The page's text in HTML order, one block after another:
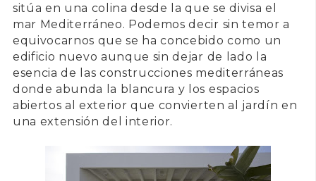
sitúa en una colina desde la que se divisa el
mar Mediterráneo. Podemos decir sin temor a
equivocarnos que se ha concebido como un
edificio nuevo aunque sin dejar de lado la
esencia de las construcciones mediterráneas
donde abunda la blancura y los espacios
abiertos al exterior que convierten al jardín en
una extensión del interior.